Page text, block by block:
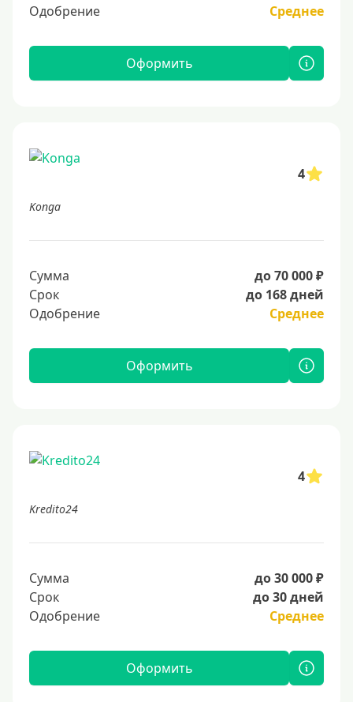
Одобрение
Среднее
Оформить
4
Konga
Сумма
до 70 000 ₽
Срок
до 168 дней
Одобрение
Среднее
Оформить
4
Kredito24
Сумма
до 30 000 ₽
Срок
до 30 дней
Одобрение
Среднее
Оформить